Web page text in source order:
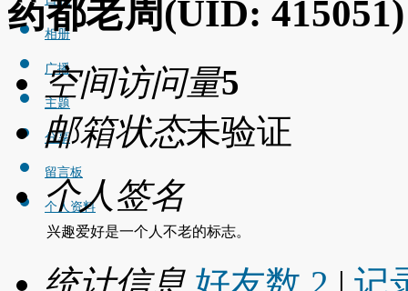
相册
广播
主题
分享
留言板
个人资料
药都老周(UID: 415051)
空间访问量5
邮箱状态未验证
个人签名
兴趣爱好是一个人不老的标志。
统计信息 好友数 2 | 记